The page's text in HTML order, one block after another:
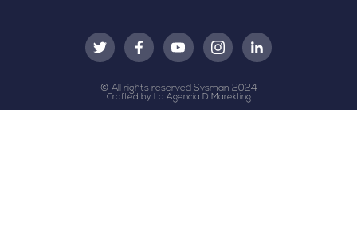
© All rights reserved Sysman 2024
Crafted by La Agencia D Marekting